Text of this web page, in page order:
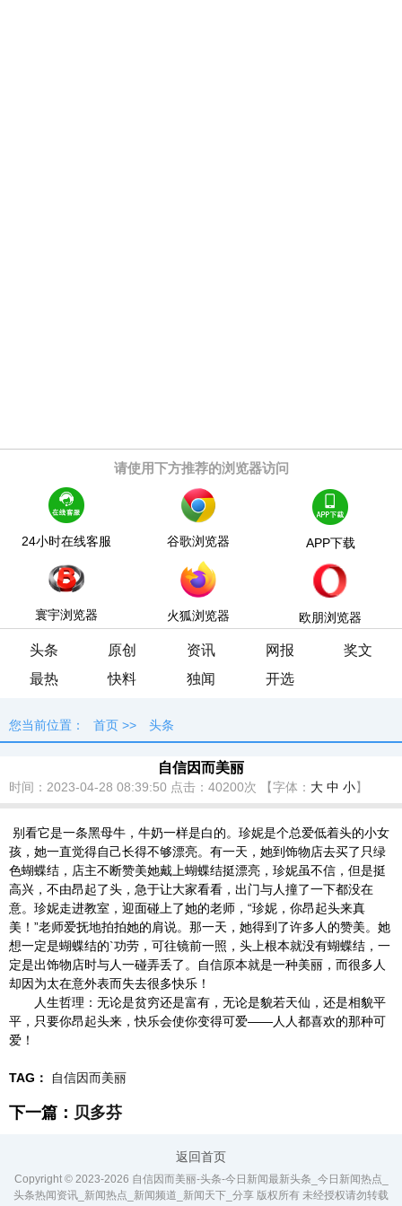
请使用下方推荐的浏览器访问
24小时在线客服 谷歌浏览器 APP下载
寰宇浏览器 火狐浏览器 欧朋浏览器
头条 原创 资讯 网报
奖文
最热
快料 独闻 开选
您当前位置： 首页 >> 头条
自信因而美丽
时间：2023-04-28 08:39:50 点击： 40200次 【字体： 大 中 小】
别看它是一条黑母牛，牛奶一样是白的。珍妮是个总爱低着头的小女
孩，她一直觉得自己长得不够漂亮。有一天，她到饰物店去买了只绿
色蝴蝶结，店主不断赞美她戴上蝴蝶结挺漂亮，珍妮虽不信，但是挺
高兴，不由昂起了头，急于让大家看看，出门与人撞了一下都没在
意。珍妮走进教室，迎面碰上了她的老师，“珍妮，你昂起头来真
美！”老师爱抚地拍拍她的肩说。那一天，她得到了许多人的赞美。她
想一定是蝴蝶结的`功劳，可往镜前一照，头上根本就没有蝴蝶结，一
定是出饰物店时与人一碰弄丢了。自信原本就是一种美丽，而很多人
却因为太在意外表而失去很多快乐！
人生哲理：无论是贫穷还是富有，无论是貌若天仙，还是相貌平
平，只要你昂起头来，快乐会使你变得可爱——人人都喜欢的那种可
爱！
TAG： 自信因而美丽
下一篇： 贝多芬
返回首页
Copyright © 2023-2026 自信因而美丽-头条-今日新闻最新头条_今日新闻热点_
头条热闻资讯_新闻热点_新闻频道_新闻天下_分享 版权所有 未经授权请勿转载